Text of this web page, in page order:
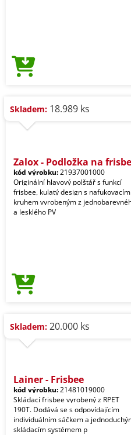
Skladem: 18.989 ks
Zalox - Podložka na
kód výrobku:21937001000
Originální hlavový polštář s funkcí
frisbee, kulatý design s nafukovacím
kruhem vyrobeným z
a lesklého PV
Skladem: 20.000 ks
Lainer - Frisbee
kód výrobku:21481019000
Skládací frisbee vyrobený z RPET
190T. Dodává se s odpovídajícím
individuálním sáčkem a
skládacím systémem p